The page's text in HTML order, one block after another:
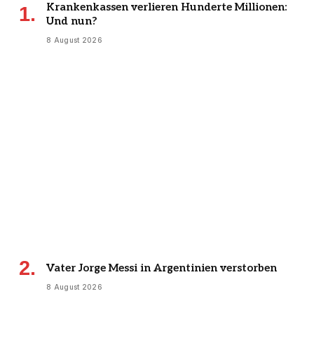
Krankenkassen verlieren Hunderte Millionen:
Und nun?
8 August 2026
Vater Jorge Messi in Argentinien verstorben
8 August 2026